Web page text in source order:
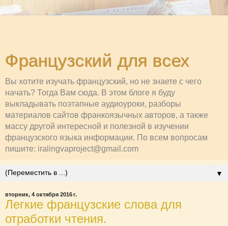
Французский для всех
Вы хотите изучать французский, но не знаете с чего
начать? Тогда Вам сюда. В этом блоге я буду
выкладывать поэтапные аудиоуроки, разборы
материалов сайтов франкоязычных авторов, а также
массу другой интересной и полезной в изучении
французского языка информации. По всем вопросам
пишите: iralingvaproject@gmail.com
▼
вторник, 4 октября 2016 г.
Легкие французские слова для
отработки чтения.